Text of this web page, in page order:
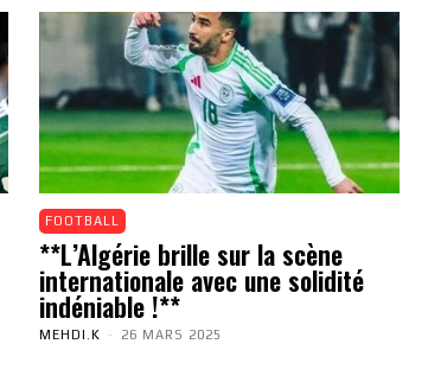
FOOTBALL
**L’Algérie brille sur la scène
internationale avec une solidité
indéniable !**
MEHDI.K - 26 MARS 2025